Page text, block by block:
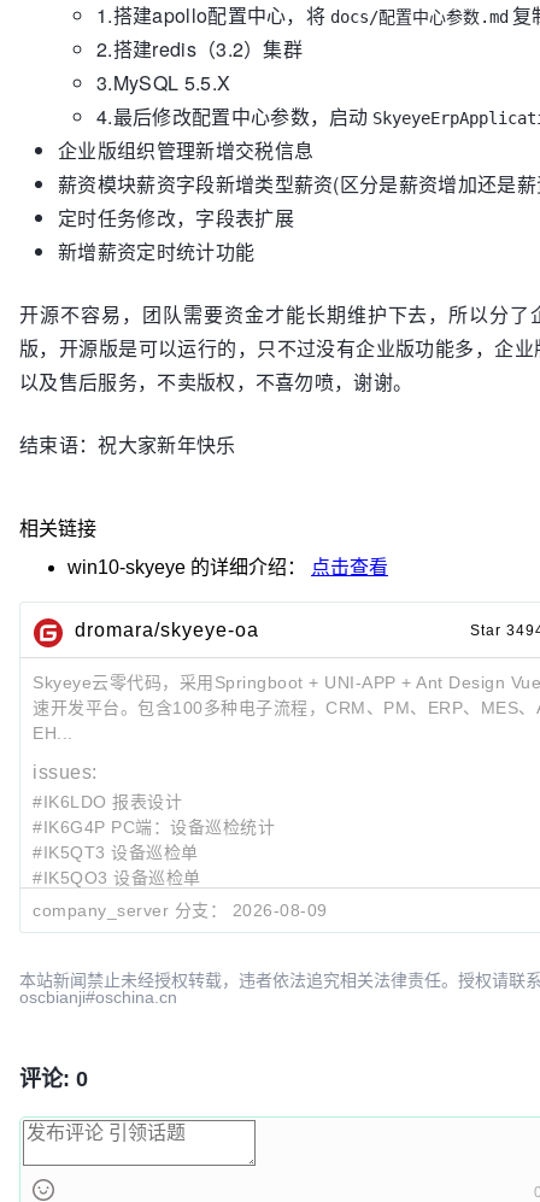
1.搭建apollo配置中心，将 docs/配置中心参数.md 复
2.搭建redis（3.2）集群
3.MySQL 5.5.X
4.最后修改配置中心参数，启动
企业版组织管理新增交税信息
薪资模块薪资字段新增类型薪资(区分是薪资增加还是
定时任务修改，字段表扩展
新增薪资定时统计功能
开源不容易，团队需要资金才能长期维护下去，所以分了
版，开源版是可以运行的，只不过没有企业版功能多，企
以及售后服务，不卖版权，不喜勿喷，谢谢。
结束语：祝大家新年快乐
相关链接
win10-skyeye 的详细介绍： 点击查看
dromara/skyeye-oa Star
Skyeye云零代码，采用Springboot + UNI-APP + Ant Design
速开发平台。包含100多种电子流程，CRM、PM、ERP、MES
EH...
issues:
#IK6LDO 报表设计
#IK6G4P PC端：设备巡检统计
#IK5QT3 设备巡检单
#IK5QO3 设备巡检单
#IK5QIL 设备巡检方案
3e01e780 Merge branch 'company_server' ofhttps://
company_server 分支： 2026-08-09
本站新闻禁止未经授权转载，违者依法追究相关法律责任。授权请联
oscbianji#oschina.cn
评论: 0